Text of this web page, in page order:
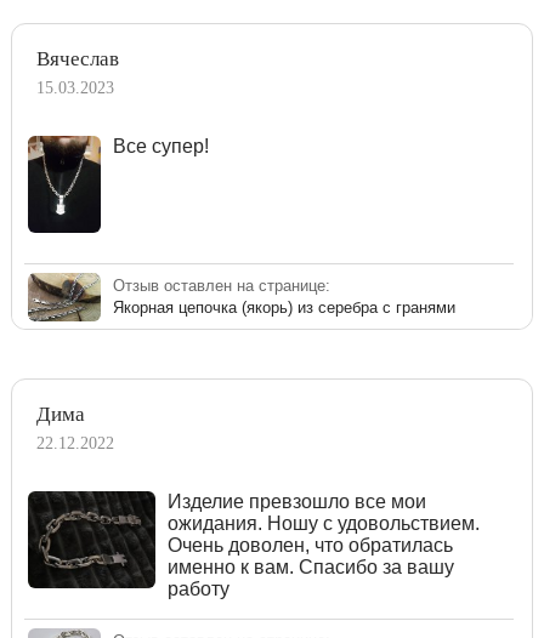
Вячеслав
15.03.2023
Все супер!
Отзыв оставлен на странице:
Якорная цепочка (якорь) из серебра с гранями
Дима
22.12.2022
Изделие превзошло все мои
ожидания. Ношу с удовольствием.
Очень доволен, что обратилась
именно к вам. Спасибо за вашу
работу